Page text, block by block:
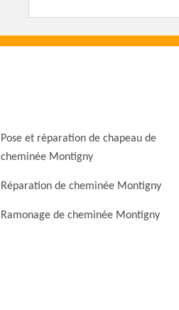
Pose et réparation de chapeau de
cheminée Montigny
Réparation de cheminée Montigny
Ramonage de cheminée Montigny